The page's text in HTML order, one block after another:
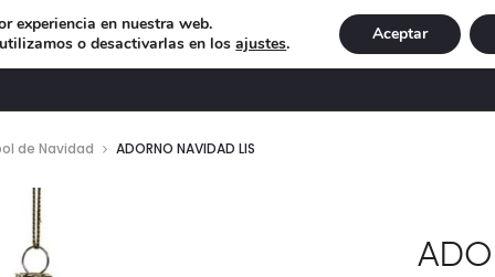
ILUMINACIÓN NAVIDAD
de Navidad ADORNO NAVIDAD LIS
experiencia en nuestra web.
o desactivarlas en losajustes. Aceptar